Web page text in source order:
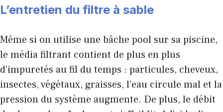
L’entretien du filtre à sable
Même si on utilise une bâche pool sur sa piscine,
le média filtrant contient de plus en plus
d’impuretés au fil du temps : particules, cheveux,
insectes, végétaux, graisses, l’eau circule mal et la
pression du système augmente. De plus, le débit